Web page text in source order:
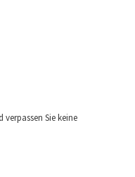
verpassen Sie keine